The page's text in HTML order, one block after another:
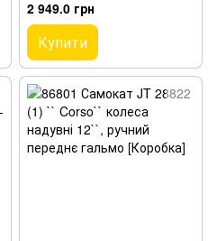
2 949.0 грн
Купити